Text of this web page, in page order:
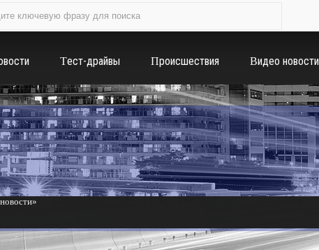
Тест-драйвы Происшествия Видео новости
- «Тюнинг и автоспорт»